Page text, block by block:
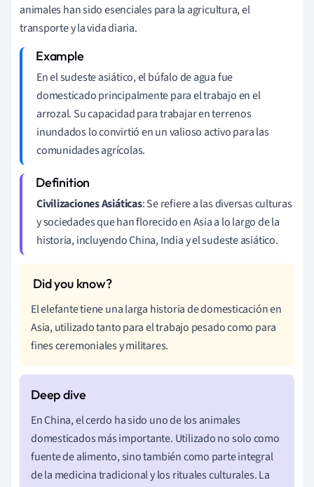
animales han sido esenciales para la agricultura, el
transporte y la vida diaria.
En el sudeste asiático, el búfalo de agua fue
domesticado principalmente para el trabajo en el
arrozal. Su capacidad para trabajar en terrenos
inundados lo convirtió en un valioso activo para las
comunidades agrícolas.
Civilizaciones Asiáticas: Se refiere a las diversas culturas
y sociedades que han florecido en Asia a lo largo de la
historia, incluyendo China, India y el sudeste asiático.
El elefante tiene una larga historia de domesticación en
Asia, utilizado tanto para el trabajo pesado como para
fines ceremoniales y militares.
En China, el cerdo ha sido uno de los animales
domesticados más importante. Utilizado no solo como
fuente de alimento, sino también como parte integral
de la medicina tradicional y los rituales culturales. La